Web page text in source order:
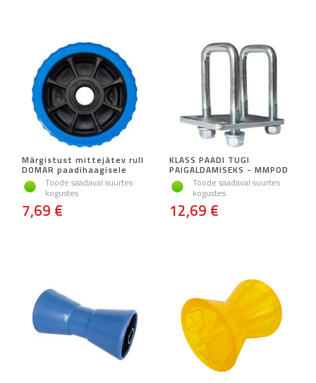
Märgistust mittejätev rull
DOMAR paadihaagisele
Toode saadaval suurtes
kogustes
7,69 €
KLASS PAADI TUGI
PAIGALDAMISEKS - MMPOD
Toode saadaval suurtes
kogustes
12,69 €